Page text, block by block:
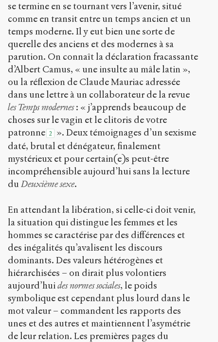
se termine en se tournant vers l’avenir, situé
comme en transit entre un temps ancien et un
temps moderne. Il y eut bien une sorte de
querelle des anciens et des modernes à sa
parution. On connaît la déclaration fracassante
d’Albert Camus, « une insulte au mâle latin »,
ou la réflexion de Claude Mauriac adressée
dans une lettre à un collaborateur de la revue
les Temps modernes: « j’apprends beaucoup de
choses sur le vagin et le clitoris de votre
patronne 2
». Deux témoignages d’un sexisme
daté, brutal et dénégateur, finalement
mystérieux et pour certain(e)s peut-être
incompréhensible aujourd’hui sans la lecture
du Deuxième sexe.
En attendant la libération, si celle-ci doit venir,
la situation qui distingue les femmes et les
hommes se caractérise par des différences et
des inégalités qu’avalisent les discours
dominants. Des valeurs hétérogènes et
hiérarchisées – on dirait plus volontiers
aujourd’huides normes sociales, le poids
symbolique est cependant plus lourd dans le
mot valeur – commandent les rapports des
unes et des autres et maintiennent l’asymétrie
de leur relation. Les premières pages du